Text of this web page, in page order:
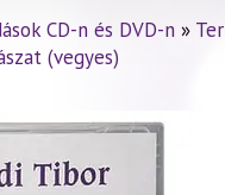
CD-n és DVD-n »
(vegyes)
előadás (132)